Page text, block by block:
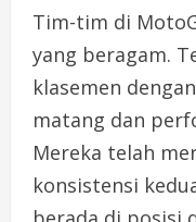
Tim-tim di
yang beragam.
klasemen
matang dan
Mereka telah
konsistensi